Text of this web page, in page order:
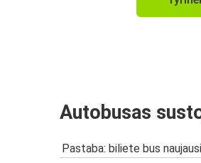
Autobusas
Pastaba: biliete bus